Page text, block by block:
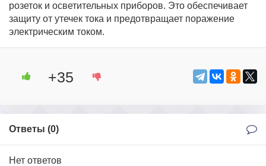
розеток и осветительных приборов. Это обеспечивает
защиту от утечек тока и предотвращает поражение
электрическим током.
+35
Ответы (0)
Нет ответов